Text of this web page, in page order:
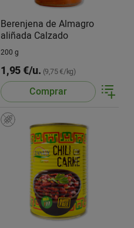
Berenjena de Almagro
aliñada Calzado
200 g
1,95 €/u. (9,75 €/kg)
Comprar